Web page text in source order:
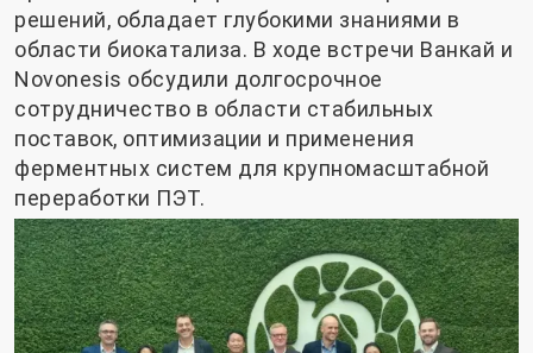
решений, обладает глубокими знаниями в
области биокатализа. В ходе встречи Ванкай и
Novonesis обсудили долгосрочное
сотрудничество в области стабильных
поставок, оптимизации и применения
ферментных систем для крупномасштабной
переработки ПЭТ.